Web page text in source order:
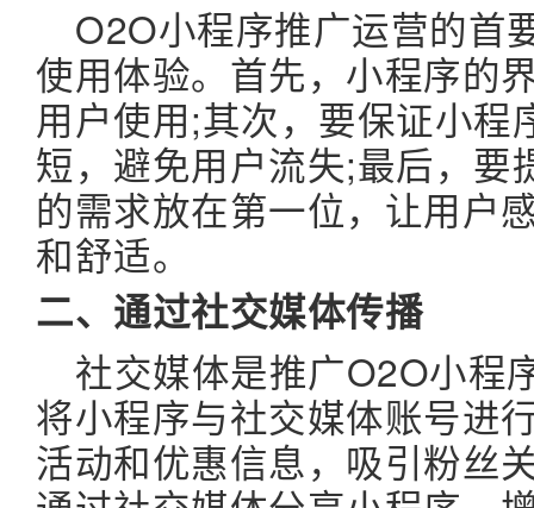
O2O小程序推广运营的首
使用体验。首先，小程序的
用户使用;其次，要保证小程
短，避免用户流失;最后，要
的需求放在第一位，让用户
和舒适。
二、通过社交媒体传播
社交媒体是推广O2O小程
将小程序与社交媒体账号进
活动和优惠信息，吸引粉丝